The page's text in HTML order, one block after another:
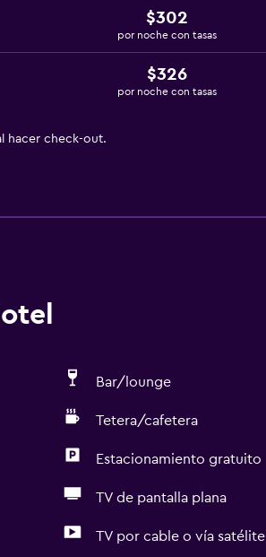
$302
por noche con tasas
$326
por noche con tasas
hacer check-out.
Bar/lounge
Tetera/cafetera
Estacionamiento gratuito
TV de pantalla plana
TV por cable o vía satélite